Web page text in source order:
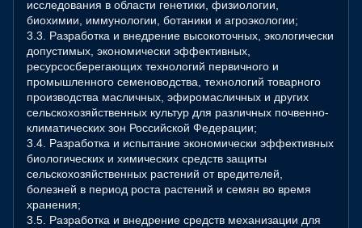
исследования в области генетики, физиологии,
биохимии, иммунологии, ботаники и агроэкологии;
3.3. Разработка и внедрение высокоточных, экологически
допустимых, экономически эффективных,
ресурсосберегающих технологий первичного и
промышленного семеноводства, технологий товарного
производства масличных, эфиромасличных и других
сельскохозяйственных культур для различных почвенно-
климатических зон Российской Федерации;
3.4. Разработка и испытание экономически эффективных
биологических и химических средств защиты
сельскохозяйственных растений от вредителей,
болезней в период роста растений и семян во время
хранения;
3.5. Разработка и внедрение средств механизации для